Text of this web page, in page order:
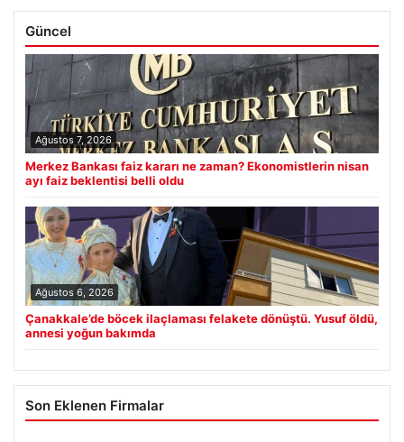
Güncel
Ağustos 7, 2026
Merkez Bankası faiz kararı ne zaman? Ekonomistlerin nisan
ayı faiz beklentisi belli oldu
Ağustos 6, 2026
Çanakkale’de böcek ilaçlaması felakete dönüştü. Yusuf öldü,
annesi yoğun bakımda
Son Eklenen Firmalar